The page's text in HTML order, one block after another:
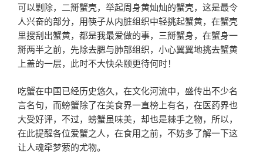
可以剿除，二掰蟹壳，举起周身黄灿灿的蟹壳，这是最令
人兴奋的部分，用筷子从内脏组织中轻挑起蟹黄，在蟹壳
里搜刮出蟹黄，都是我最爱做的事，三掰蟹身，在蟹身一
掰两半之前，先除去腮与肺部组织，小心翼翼地挑去蟹黄
上盖的一层，此时不大快朵颐更待何时！
吃蟹在中国已经历史悠久，在文化河流中，盛传出不少名
言名句，而螃蟹除了在美食界一直榜上有名，在医药界也
大受好评，不过，螃蟹虽味美，却也是棘手之物，所以，
在此提醒各位爱蟹之人，在食用之前，不妨多了解一下这
让人魂牵梦萦的尤物。